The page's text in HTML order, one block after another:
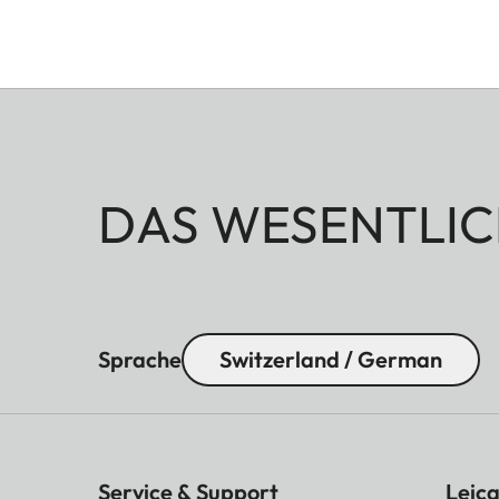
DAS
Sprache Switzerland / German
Service & Support